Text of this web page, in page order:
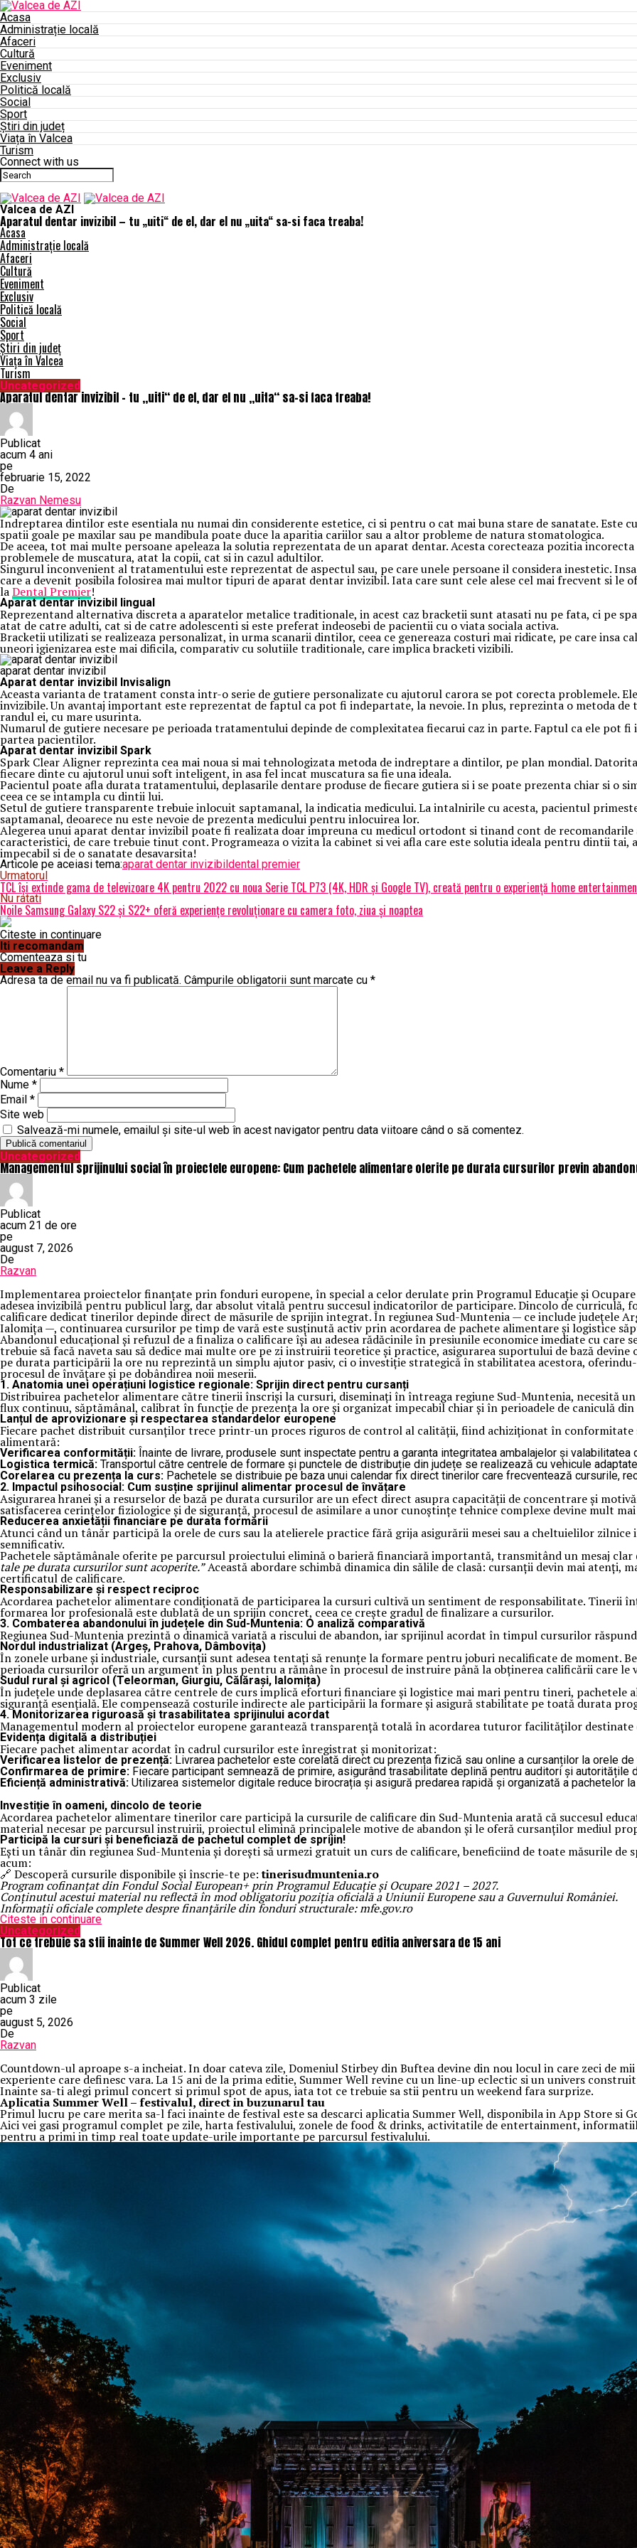
Acasa
Administrație locală
Afaceri
Cultură
Eveniment
Exclusiv
Politică locală
Social
Sport
Știri din județ
Viața în Valcea
Turism
Connect with us
Valcea de AZI
Aparatul dentar invizibil – tu „uiti“ de el, dar el nu „uita“ sa-si faca treaba!
Acasa
Administrație locală
Afaceri
Cultură
Eveniment
Exclusiv
Politică locală
Social
Sport
Știri din județ
Viața în Valcea
Turism
Uncategorized
Aparatul dentar invizibil – tu „uiti“ de el, dar el nu „uita“ sa-si faca treaba!
Publicat
acum 4 ani
pe
februarie 15, 2022
De
Razvan Nemesu
Indreptarea dintilor este esentiala nu numai din considerente estetice, ci si pentru o cat mai buna stare de sanatate. Este
spatii goale pe maxilar sau pe mandibula poate duce la aparitia cariilor sau a altor probleme de natura stomatologica.
De aceea, tot mai multe persoane apeleaza la solutia reprezentata de un aparat dentar. Acesta corecteaza pozitia
problemele de muscatura, atat la copii, cat si in cazul adultilor.
Singurul inconvenient al tratamentului este reprezentat de aspectul sau, pe care unele persoane il considera inestetic.
care a devenit posibila folosirea mai multor tipuri de aparat dentar invizibil. Iata care sunt cele alese cel mai frecvent si
laDental Premier!
Aparat dentar invizibil lingual
Reprezentand alternativa discreta a aparatelor metalice traditionale, in acest caz bracketii sunt atasati nu pe fata, ci pe
atat de catre adulti, cat si de catre adolescenti si este preferat indeosebi de pacientii cu o viata sociala activa.
Bracketii utilizati se realizeaza personalizat, in urma scanarii dintilor, ceea ce genereaza costuri mai ridicate, pe care insa
uneori igienizarea este mai dificila, comparativ cu solutiile traditionale, care implica bracketi vizibili.
aparat dentar invizibil
Aparat dentar invizibil Invisalign
Aceasta varianta de tratament consta intr-o serie de gutiere personalizate cu ajutorul carora se pot corecta problemele.
invizibile. Un avantaj important este reprezentat de faptul ca pot fi indepartate, la nevoie. In plus, reprezinta o metoda de
randul ei, cu mare usurinta.
Numarul de gutiere necesare pe perioada tratamentului depinde de complexitatea fiecarui caz in parte. Faptul ca ele pot
partea pacientilor.
Aparat dentar invizibil Spark
Spark Clear Aligner reprezinta cea mai noua si mai tehnologizata metoda de indreptare a dintilor, pe plan mondial.
fiecare dinte cu ajutorul unui soft inteligent, in asa fel incat muscatura sa fie una ideala.
Pacientul poate afla durata tratamentului, deplasarile dentare produse de fiecare gutiera si i se poate prezenta chiar si o
ceea ce se intampla cu dintii lui.
Setul de gutiere transparente trebuie inlocuit saptamanal, la indicatia medicului. La intalnirile cu acesta, pacientul
saptamanal, deoarece nu este nevoie de prezenta medicului pentru inlocuirea lor.
Alegerea unui aparat dentar invizibil poate fi realizata doar impreuna cu medicul ortodont si tinand cont de
caracteristici, de care trebuie tinut cont. Programeaza o vizita la cabinet si vei afla care este solutia ideala pentru dintii
impecabil si de o sanatate desavarsita!
Articole pe aceiasi tema:aparat dentar invizibildental premier
Urmatorul
TCL își extinde gama de televizoare 4K pentru 2022 cu noua Serie TCL P73 (4K, HDR și Google TV), creată pentru o experiență home
Nu ratati
Noile Samsung Galaxy S22 și S22+ oferă experiențe revoluționare cu camera foto, ziua și noaptea
Citeste in continuare
Iti recomandam
Comenteaza si tu
Leave a Reply
Adresa ta de email nu va fi publicată. Câmpurile obligatorii sunt marcate cu *
Comentariu *
Nume *
Email *
Site web
Salvează-mi numele, emailul și site-ul web în acest navigator pentru data viitoare când o să comentez.
Uncategorized
Managementul sprijinului social în proiectele europene: Cum pachetele alimentare oferite pe durata cursurilor previn
Publicat
acum 21 de ore
pe
august 7, 2026
De
Razvan
Implementarea proiectelor finanțate prin fonduri europene, în special a celor derulate prin Programul Educație și
adesea invizibilă pentru publicul larg, dar absolut vitală pentru succesul indicatorilor de participare. Dincolo de curriculă,
calificare dedicat tinerilor depinde direct de măsurile de sprijin integrat. În regiunea Sud-Muntenia — ce include județele
Ialomița —, continuarea cursurilor pe timp de vară este susținută activ prin acordarea de pachete alimentare și logistice
Abandonul educațional și refuzul de a finaliza o calificare își au adesea rădăcinile în presiunile economice imediate cu
trebuie să facă naveta sau să dedice mai multe ore pe zi instruirii teoretice și practice, asigurarea suportului de bază
pe durata participării la ore nu reprezintă un simplu ajutor pasiv, ci o investiție strategică în stabilitatea acestora,
procesul de învățare și pe dobândirea noii meserii.
1. Anatomia unei operațiuni logistice regionale: Sprijin direct pentru cursanți
Distribuirea pachetelor alimentare către tinerii înscriși la cursuri, diseminați în întreaga regiune Sud-Muntenia, necesită
flux continuu, săptămânal, calibrat în funcție de prezența la ore și organizat impecabil chiar și în perioadele de caniculă
Lanțul de aprovizionare și respectarea standardelor europene
Fiecare pachet distribuit cursanților trece printr-un proces riguros de control al calității, fiind achiziționat în
alimentară:
Verificarea conformității: Înainte de livrare, produsele sunt inspectate pentru a garanta integritatea ambalajelor și valabilitatea
Logistica termică: Transportul către centrele de formare și punctele de distribuție din județe se realizează cu vehicule
Corelarea cu prezența la curs: Pachetele se distribuie pe baza unui calendar fix direct tinerilor care frecventează cursurile,
2. Impactul psihosocial: Cum susține sprijinul alimentar procesul de învățare
Asigurarea hranei și a resurselor de bază pe durata cursurilor are un efect direct asupra capacității de concentrare și
satisfacerea cerințelor fiziologice și de siguranță, procesul de asimilare a unor cunoștințe tehnice complexe devine mult
Reducerea anxietății financiare pe durata formării
Atunci când un tânăr participă la orele de curs sau la atelierele practice fără grija asigurării mesei sau a cheltuielilor
semnificativ.
Pachetele săptămânale oferite pe parcursul proiectului elimină o barieră financiară importantă, transmitând un mesaj clar
tale pe durata cursurilor sunt acoperite.”Această abordare schimbă dinamica din sălile de clasă: cursanții devin mai atenți,
certificatul de calificare.
Responsabilizare și respect reciproc
Acordarea pachetelor alimentare condiționată de participarea la cursuri cultivă un sentiment de responsabilitate. Tinerii
formarea lor profesională este dublată de un sprijin concret, ceea ce crește gradul de finalizare a cursurilor.
3. Combaterea abandonului în județele din Sud-Muntenia: O analiză comparativă
Regiunea Sud-Muntenia prezintă o dinamică variată a riscului de abandon, iar sprijinul acordat în timpul cursurilor
Nordul industrializat (Argeș, Prahova, Dâmbovița)
În zonele urbane și industriale, cursanții sunt adesea tentați să renunțe la formare pentru joburi necalificate de moment.
perioada cursurilor oferă un argument în plus pentru a rămâne în procesul de instruire până la obținerea calificării care
Sudul rural și agricol (Teleorman, Giurgiu, Călărași, Ialomița)
În județele unde deplasarea către centrele de curs implică eforturi financiare și logistice mai mari pentru tineri, pachetele
siguranță esențială. Ele compensează costurile indirecte ale participării la formare și asigură stabilitate pe toată durata
4. Monitorizarea riguroasă și trasabilitatea sprijinului acordat
Managementul modern al proiectelor europene garantează transparență totală în acordarea tuturor facilităților destinate
Evidența digitală a distribuției
Fiecare pachet alimentar acordat în cadrul cursurilor este înregistrat și monitorizat:
Verificarea listelor de prezență: Livrarea pachetelor este corelată direct cu prezența fizică sau online a cursanților la orele de
Confirmarea de primire: Fiecare participant semnează de primire, asigurând trasabilitate deplină pentru auditori și autoritățile
Eficiență administrativă: Utilizarea sistemelor digitale reduce birocrația și asigură predarea rapidă și organizată a pachetelor
Investiție în oameni, dincolo de teorie
Acordarea pachetelor alimentare tinerilor care participă la cursurile de calificare din Sud-Muntenia arată că succesul
material necesar pe parcursul instruirii, proiectul elimină principalele motive de abandon și le oferă cursanților mediul
Participă la cursuri și beneficiază de pachetul complet de sprijin!
Ești un tânăr din regiunea Sud-Muntenia și dorești să urmezi gratuit un curs de calificare, beneficiind de toate măsurile
acum:
🔗 Descoperă cursurile disponibile și înscrie-te pe:tinerisudmuntenia.ro
Program cofinanțat din Fondul Social European+ prin Programul Educație și Ocupare 2021 – 2027.
Conținutul acestui material nu reflectă în mod obligatoriu poziția oficială a Uniunii Europene sau a Guvernului României.
Informații oficiale complete despre finanțările din fonduri structurale: mfe.gov.ro
Citeste in continuare
Uncategorized
Tot ce trebuie sa stii inainte de Summer Well 2026. Ghidul complet pentru editia aniversara de 15 ani
Publicat
acum 3 zile
pe
august 5, 2026
De
Razvan
Countdown-ul aproape s-a incheiat. In doar cateva zile, Domeniul Stirbey din Buftea devine din nou locul in care zeci de
experiente care definesc vara. La 15 ani de la prima editie, Summer Well revine cu un line-up eclectic si un univers
Inainte sa-ti alegi primul concert si primul spot de apus, iata tot ce trebuie sa stii pentru un weekend fara surprize.
Aplicatia Summer Well– festivalul, direct in buzunarul tau
Primul lucru pe care merita sa-l faci inainte de festival este sa descarci aplicatia Summer Well, disponibila in App Store si
Aici vei gasi programul complet pe zile, harta festivalului, zonele de food & drinks, activitatile de entertainment,
pentru a primi in timp real toate update-urile importante pe parcursul festivalului.